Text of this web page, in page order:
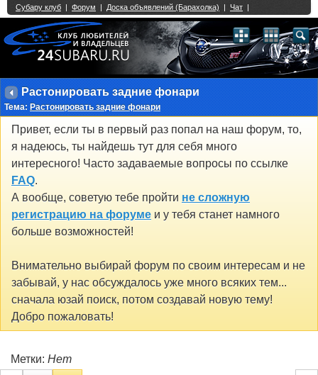
Растонировать задние фонари
Тема: Растонировать задние фонари
Привет, если ты в первый раз попал на наш форум, то,
я надеюсь, ты найдешь тут для себя много
интересного! Часто задаваемые вопросы по ссылке
FAQ.
А вообще, советую тебе пройти не сложную
регистрацию на форуме и у тебя станет намного
больше возможностей!
Внимательно выбирай форум по своим интересам и не
забывай, у нас обсуждалось уже много всяких тем...
сначала юзай поиск, потом создавай новую тему!
Добро пожаловать!
Метки: Нет
Single Sign On provided byvBSSO
2 3 4 5 6 7 8 9 10 11 12 13 14 15 16 17 18 21 22 23 24 25 26
27 28 29 30 31 32 33 34 35 36 37 38 39 40 41 42 43